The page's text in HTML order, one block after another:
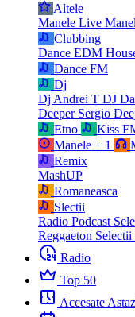
Altele
Manele Live
Clubbing
Dance EDM
Dance FM
Dj
Dj Andrei T DJ
Deeper Sergio
Etno
Kiss
Manele + 1
Remix
MashUP
Romaneasca
Slectii
Radio Podcast
Reggaeton Selectii
Radio
Top 50
Accesate